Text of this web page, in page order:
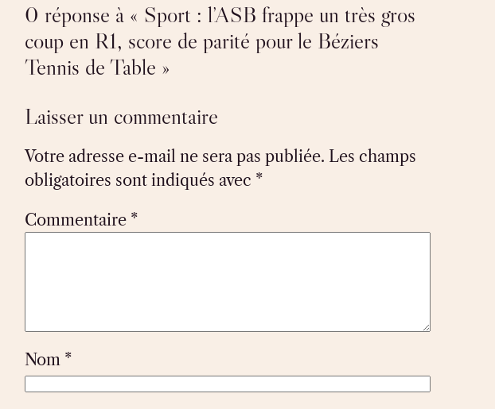
0 réponse à « Sport : l’ASB frappe un très gros
coup en R1, score de parité pour le Béziers
Tennis de Table »
Laisser un commentaire
Votre adresse e-mail ne sera pas publiée. Les champs
obligatoires sont indiqués avec *
Commentaire *
Nom *